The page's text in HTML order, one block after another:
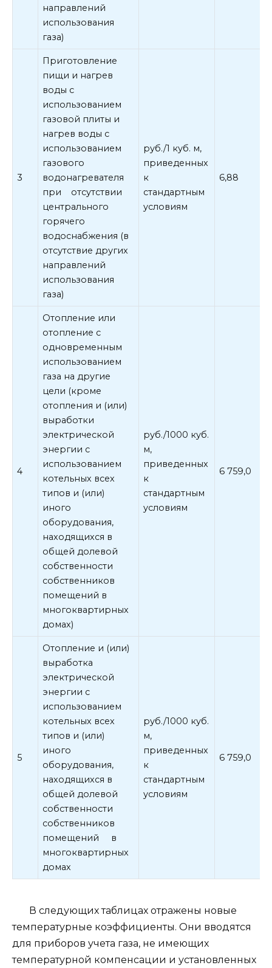
направлений
использования
газа)
3
Приготовление
пищи и нагрев
воды с
использованием
газовой плиты и
нагрев воды с
использованием
газового
водонагревателя
при отсутствии
центрального
горячего
водоснабжения (в
отсутствие других
направлений
использования
газа)
руб./1 куб. м,
приведенных
к
стандартным
условиям
6,88
4
Отопление или
отопление с
одновременным
использованием
газа на другие
цели (кроме
отопления и (или)
выработки
электрической
энергии с
использованием
котельных всех
типов и (или)
иного
оборудования,
находящихся в
общей долевой
собственности
собственников
помещений в
многоквартирных
домах)
руб./1000 куб.
м,
приведенных
к
стандартным
условиям
6 759,0
5
Отопление и (или)
выработка
электрической
энергии с
использованием
котельных всех
типов и (или)
иного
оборудования,
находящихся в
общей долевой
собственности
собственников
помещений в
многоквартирных
домах
руб./1000 куб.
м,
приведенных
к
стандартным
условиям
6 759,0
В следующих таблицах отражены новые
температурные коэффициенты. Они вводятся
для приборов учета газа, не имеющих
температурной компенсации и установленных